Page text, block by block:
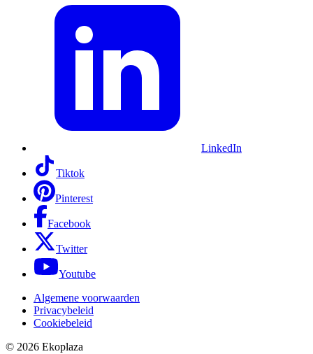
LinkedIn
Tiktok
Pinterest
Facebook
Twitter
Youtube
Algemene voorwaarden
Privacybeleid
Cookiebeleid
© 2026 Ekoplaza